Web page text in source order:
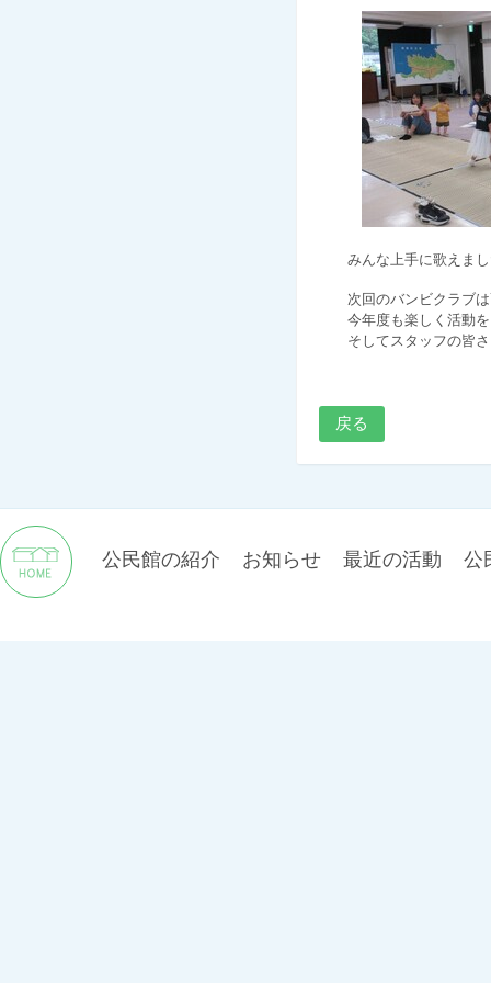
みんな上手に歌えま
次回のバンビクラブは
今年度も楽しく活動を
そしてスタッフの皆さ
戻る
公民館の紹介 お知らせ 最近の活動 公